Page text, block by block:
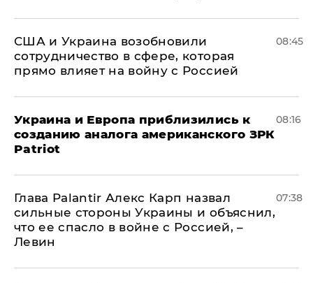
США и Украина возобновили
сотрудничество в сфере, которая
прямо влияет на войну с Россией
08:45
Украина и Европа приблизились к
созданию аналога американского ЗРК
Patriot
08:16
Глава Palantir Алекс Карп назвал
сильные стороны Украины и объяснил,
что ее спасло в войне с Россией, –
Левин
07:38